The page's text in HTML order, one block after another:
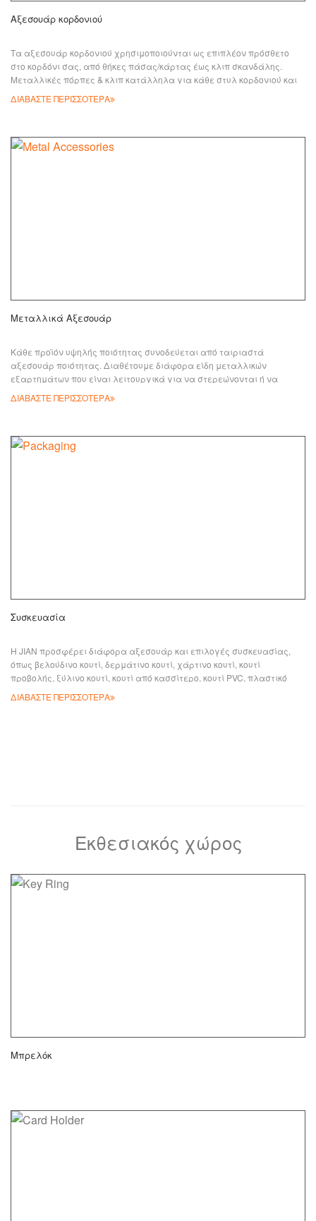
Αξεσουάρ κορδονιού
Τα αξεσουάρ κορδονιού χρησιμοποιούνται ως επιπλέον πρόσθετο
στο κορδόνι σας, από θήκες πάσας/κάρτας έως κλιπ σκανδάλης.
Μεταλλικές πόρπες & κλιπ κατάλληλα για κάθε στυλ κορδονιού και
αξεσουάρ κορδονιού για να διαλέξετε. Κατά γενικό κανόνα, είναι
ATT-03, AT
ΔΙΑΒΑΣΤΕ ΠΕΡΙΣΣΟΤΕΡΑ
Μεταλλικά Αξεσουάρ
Κάθε προϊόν υψηλής ποιότητας συνοδεύεται από ταιριαστά
αξεσουάρ ποιότητας. Διαθέτουμε διάφορα είδη μεταλλικών
εξαρτημάτων που είναι λειτουργικά για να στερεώνονται ή να
διατίθενται σε όμορφα χρώματα. Εκτός από τα τυπικά μεταλλικά
τις απαιτήσεις των πελατών. Αξεσουάρ:
ΔΙΑΒΑΣΤΕ ΠΕΡΙΣΣΟΤΕΡΑ
Συσκευασία
Η JIAN προσφέρει διάφορα αξεσουάρ και επιλογές συσκευασίας,
όπως βελούδινο κουτί, δερμάτινο κουτί, χάρτινο κουτί, κουτί
προβολής, ξύλινο κουτί, κουτί από κασσίτερο, κουτί PVC, πλαστικό
στυλ των προϊόντων και να δημιουργήσουν επιπλέον αξία για την
ΔΙΑΒΑΣΤΕ ΠΕΡΙΣΣΟΤΕΡΑ
Εκθεσιακός χώρος
Μπρελόκ